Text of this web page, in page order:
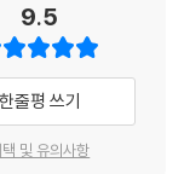
, 진실과 거짓조차 돈
하는 우리 인디언들
명하고, 진리가 적혀
리와 동떨어진 행동
서 뽑아낸 가느다란
하나의 그물망을 만들
속에서 하나로 연결
9.5
한줄평 쓰기
및 유의사항